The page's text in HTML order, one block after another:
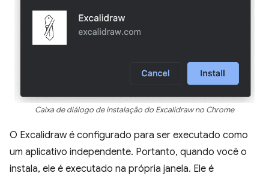
Caixa de diálogo de instalação do Excalidraw no Chrome
O Excalidraw é configurado para ser executado como
um aplicativo independente. Portanto, quando você o
instala, ele é executado na própria janela. Ele é